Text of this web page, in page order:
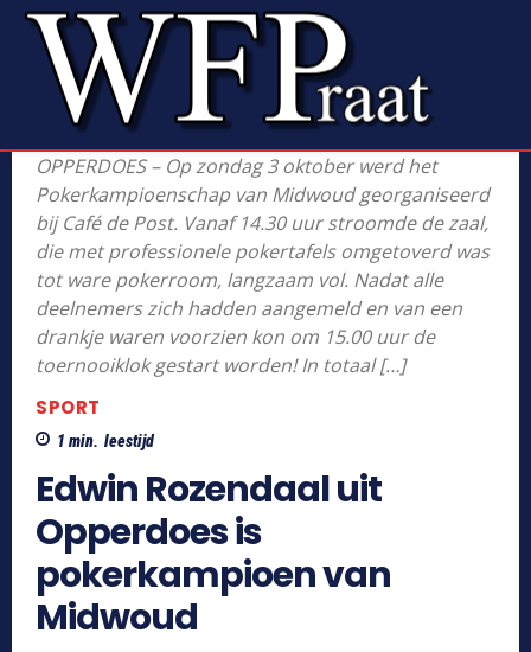
OPPERDOES – Op zondag 3 oktober werd het
Pokerkampioenschap van Midwoud georganiseerd
bij Café de Post. Vanaf 14.30 uur stroomde de zaal,
die met professionele pokertafels omgetoverd was
tot ware pokerroom, langzaam vol. Nadat alle
deelnemers zich hadden aangemeld en van een
drankje waren voorzien kon om 15.00 uur de
toernooiklok gestart worden! In totaal […]
SPORT
1 min. leestijd
Edwin Rozendaal uit
Opperdoes is
pokerkampioen van
Midwoud